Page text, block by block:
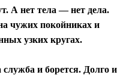
А нет тела — нет дела.
чужих покойниках и
узких кругах.
и борется. Долго и